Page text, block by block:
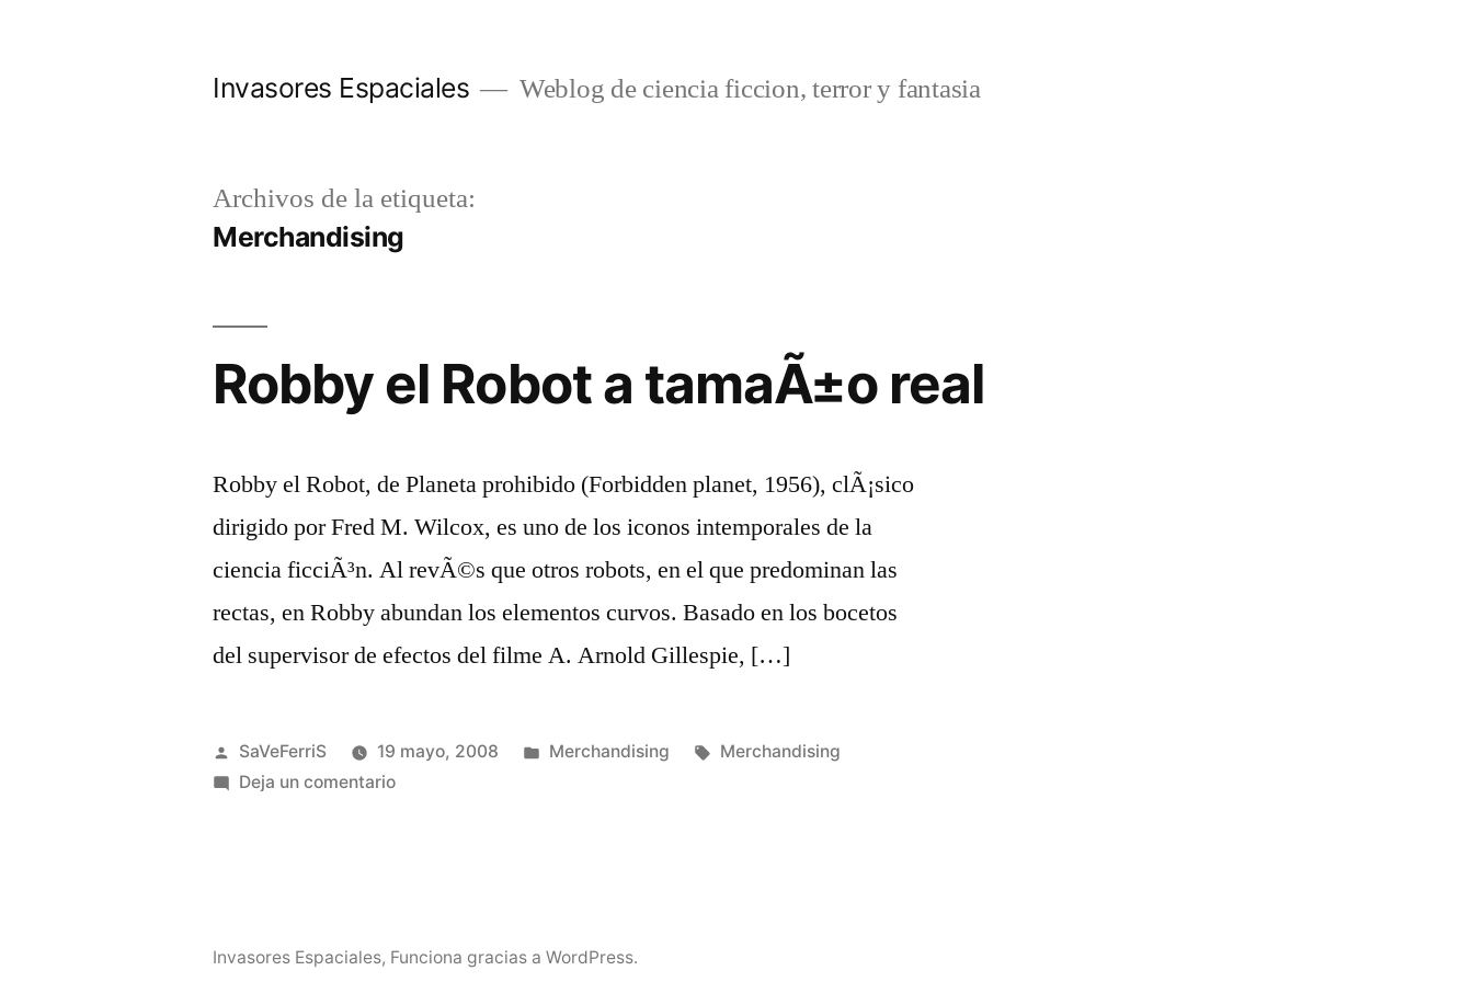
Invasores Espaciales Weblog de ciencia ficcion, terror y fantasia
Archivos de la etiqueta:
Merchandising
Robby el Robot a tamaÃ±o real
Robby el Robot, de Planeta prohibido (Forbidden planet, 1956), clÃ¡sico
dirigido por Fred M. Wilcox, es uno de los iconos intemporales de la
ciencia ficciÃ³n. Al revÃ©s que otros robots, en el que predominan las
rectas, en Robby abundan los elementos curvos. Basado en los bocetos
del supervisor de efectos del filme A. Arnold Gillespie, […]
Publicado
por
SaVeFerriS 19 mayo, 2008
Publicado
Merchandising Etiquetas:
Merchandising
Deja un comentarioen
real
Invasores Espaciales, Funciona gracias a WordPress.